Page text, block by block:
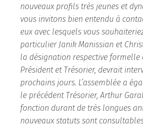
nouveaux profils très jeunes et
vous invitons bien entendu à
eux avec lesquels vous
particulier Janik Manissian et
la désignation respective formelle
Président et Trésorier, devrait
prochains jours. L’assemblée a
le précédent Trésorier, Arthur
fonction durant de très longues
nouveaux statuts sont